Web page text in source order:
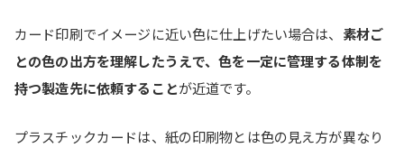
カード印刷でイメージに近い色に仕上げたい場合は、 素材ご
との色の出方を理解したうえで、色を一定に管理する体制を
持つ製造先に依頼することが近道です。
プラスチックカードは、紙の印刷物とは色の見え方が異なり